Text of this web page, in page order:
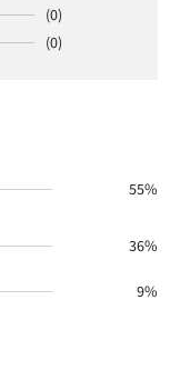
(0)
(0)
55%
36%
9%